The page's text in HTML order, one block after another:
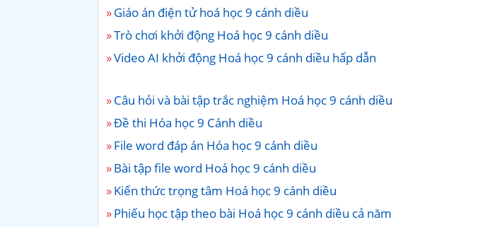
Giáo án điện tử hoá học 9 cánh diều
Trò chơi khởi động Hoá học 9 cánh diều
Video AI khởi động Hoá học 9 cánh diều hấp dẫn
Câu hỏi và bài tập trắc nghiệm Hoá học 9 cánh diều
Đề thi Hóa học 9 Cánh diều
File word đáp án Hóa học 9 cánh diều
Bài tập file word Hoá học 9 cánh diều
Kiến thức trọng tâm Hoá học 9 cánh diều
Phiếu học tập theo bài Hoá học 9 cánh diều cả năm